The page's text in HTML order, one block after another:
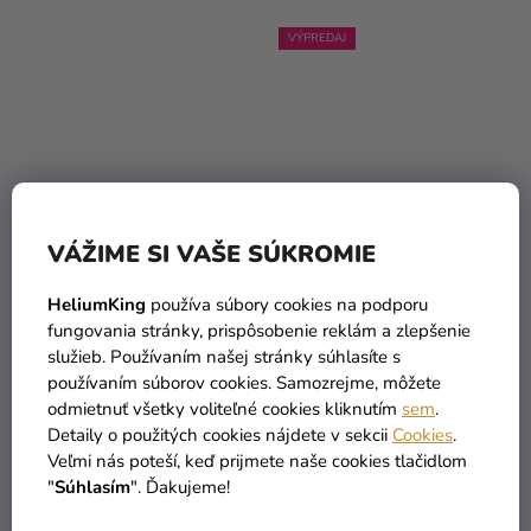
VÁŽIME SI VAŠE SÚKROMIE
HeliumKing používa súbory cookies na podporu
fungovania stránky, prispôsobenie reklám a zlepšenie
služieb. Používaním našej stránky súhlasíte s
používaním súborov cookies. Samozrejme, môžete
odmietnuť všetky voliteľné cookies kliknutím sem.
Detaily o použitých cookies nájdete v sekcii Cookies.
Veľmi nás poteší, keď prijmete naše cookies tlačidlom
"Súhlasím". Ďakujeme!
upír
22,90 €
25,99 € (–11 %)
DETAIL
VÝPREDAJ
študent mágieproduktu
je
5,0
z
5
hviezdičiek.
od9,73 €
17,90 € (až –45 %)
DETAIL